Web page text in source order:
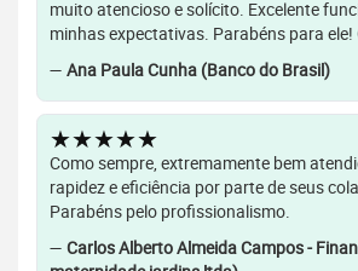
muito atencioso e solícito. Excelente
minhas expectativas. Parabéns para
— Ana Paula Cunha (Banco do Brasil)
★★★★★
Como sempre, extremamente bem
rapidez e eficiência por parte de seus
Parabéns pelo profissionalismo.
— Carlos Alberto Almeida Campos -